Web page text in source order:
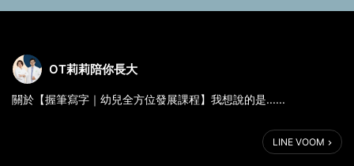
OT莉莉陪你長大
關於【握筆寫字｜幼兒全方位發展課程】我想說的是......
去年底，被鼓勵提名傑出職能治療師獎之後，我一邊整理資料，一
邊回顧自己的從業生涯做過的事情。大部分都是微小而瑣碎的，除
LINE VOOM